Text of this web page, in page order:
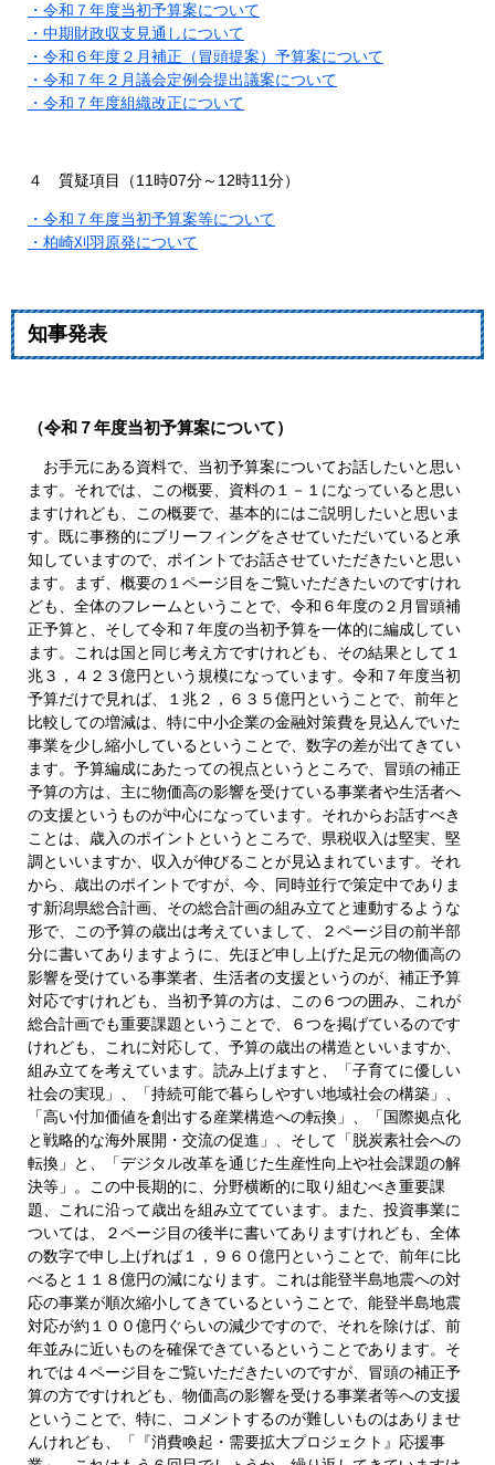
・令和７年度当初予算案について
・中期財政収支見通しについて
・令和６年度２月補正（冒頭提案）予算案について
・令和７年２月議会定例会提出議案について
・令和７年度組織改正について
４ 質疑項目（11時07分～12時11分）
・令和７年度当初予算案等について
・柏崎刈羽原発について
知事発表
（令和７年度当初予算案について）
お手元にある資料で、当初予算案についてお話したいと思い
ます。それでは、この概要、資料の１－１になっていると思い
ますけれども、この概要で、基本的にはご説明したいと思いま
す。既に事務的にブリーフィングをさせていただいていると承
知していますので、ポイントでお話させていただきたいと思い
ます。まず、概要の１ページ目をご覧いただきたいのですけれ
ども、全体のフレームということで、令和６年度の２月冒頭補
正予算と、そして令和７年度の当初予算を一体的に編成してい
ます。これは国と同じ考え方ですけれども、その結果として１
兆３，４２３億円という規模になっています。令和７年度当初
予算だけで見れば、１兆２，６３５億円ということで、前年と
比較しての増減は、特に中小企業の金融対策費を見込んでいた
事業を少し縮小しているということで、数字の差が出てきてい
ます。予算編成にあたっての視点というところで、冒頭の補正
予算の方は、主に物価高の影響を受けている事業者や生活者へ
の支援というものが中心になっています。それからお話すべき
ことは、歳入のポイントというところで、県税収入は堅実、堅
調といいますか、収入が伸びることが見込まれています。それ
から、歳出のポイントですが、今、同時並行で策定中でありま
す新潟県総合計画、その総合計画の組み立てと連動するような
形で、この予算の歳出は考えていまして、２ページ目の前半部
分に書いてありますように、先ほど申し上げた足元の物価高の
影響を受けている事業者、生活者の支援というのが、補正予算
対応ですけれども、当初予算の方は、この６つの囲み、これが
総合計画でも重要課題ということで、６つを掲げているのです
けれども、これに対応して、予算の歳出の構造といいますか、
組み立てを考えています。読み上げますと、「子育てに優しい
社会の実現」、「持続可能で暮らしやすい地域社会の構築」、
「高い付加価値を創出する産業構造への転換」、「国際拠点化
と戦略的な海外展開・交流の促進」、そして「脱炭素社会への
転換」と、「デジタル改革を通じた生産性向上や社会課題の解
決等」。この中長期的に、分野横断的に取り組むべき重要課
題、これに沿って歳出を組み立てています。また、投資事業に
ついては、２ページ目の後半に書いてありますけれども、全体
の数字で申し上げれば１，９６０億円ということで、前年に比
べると１１８億円の減になります。これは能登半島地震への対
応の事業が順次縮小してきているということで、能登半島地震
対応が約１００億円ぐらいの減少ですので、それを除けば、前
年並みに近いものを確保できているということであります。そ
れでは４ページ目をご覧いただきたいのですが、冒頭の補正予
算の方ですけれども、物価高の影響を受ける事業者等への支援
ということで、特に、コメントするのが難しいものはありませ
んけれども、「『消費喚起・需要拡大プロジェクト』応援事